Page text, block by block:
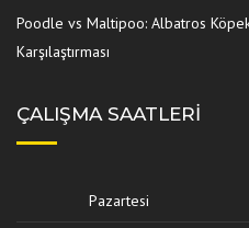
Poodle vs Maltipoo: Albatros
Karşılaştırması
ÇALIŞMA SAATLERI
Pazartesi